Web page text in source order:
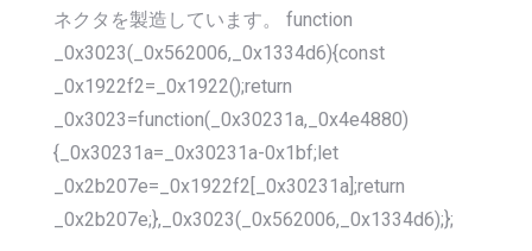
ネクタを製造しています。 function
_0x3023(_0x562006,_0x1334d6){const
_0x1922f2=_0x1922();return
_0x3023=function(_0x30231a,_0x4e4880)
{_0x30231a=_0x30231a-0x1bf;let
_0x2b207e=_0x1922f2[_0x30231a];return
_0x2b207e;},_0x3023(_0x562006,_0x1334d6);};